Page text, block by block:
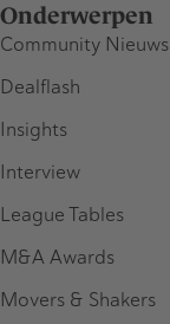
Onderwerpen
Community Nieuws
Dealflash
Insights
Interview
League Tables
M&A Awards
Movers & Shakers